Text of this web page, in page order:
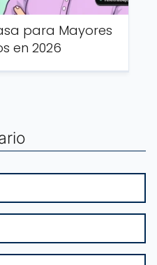
para Mayores
en 2026